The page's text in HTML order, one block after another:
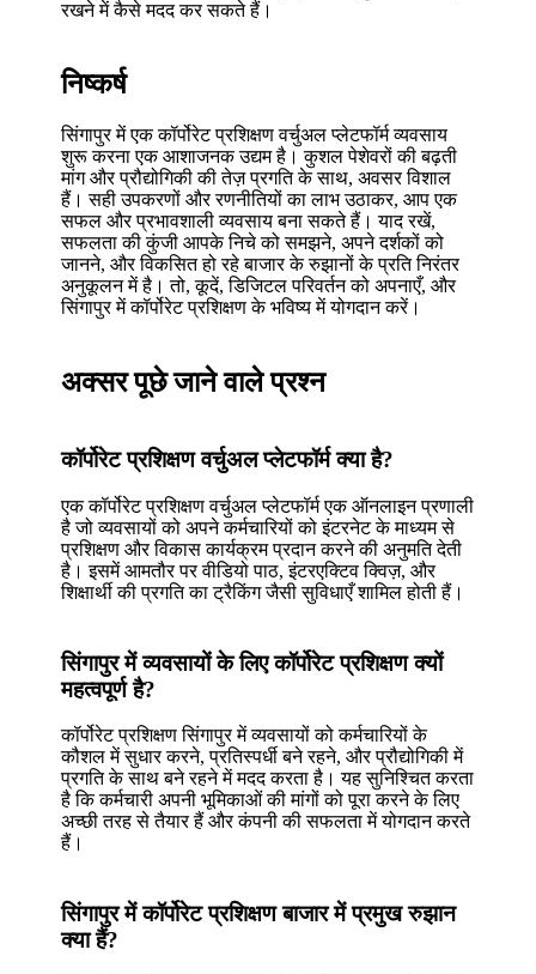
रखने में कैसे मदद कर सकते हैं।
निष्कर्ष
सिंगापुर में एक कॉर्पोरेट प्रशिक्षण वर्चुअल प्लेटफॉर्म व्यवसाय
शुरू करना एक आशाजनक उद्यम है। कुशल पेशेवरों की बढ़ती
मांग और प्रौद्योगिकी की तेज़ प्रगति के साथ, अवसर विशाल
हैं। सही उपकरणों और रणनीतियों का लाभ उठाकर, आप एक
सफल और प्रभावशाली व्यवसाय बना सकते हैं। याद रखें,
सफलता की कुंजी आपके निचे को समझने, अपने दर्शकों को
जानने, और विकसित हो रहे बाजार के रुझानों के प्रति निरंतर
अनुकूलन में है। तो, कूदें, डिजिटल परिवर्तन को अपनाएँ, और
सिंगापुर में कॉर्पोरेट प्रशिक्षण के भविष्य में योगदान करें।
अक्सर पूछे जाने वाले प्रश्न
कॉर्पोरेट प्रशिक्षण वर्चुअल प्लेटफॉर्म क्या है?
एक कॉर्पोरेट प्रशिक्षण वर्चुअल प्लेटफॉर्म एक ऑनलाइन प्रणाली
है जो व्यवसायों को अपने कर्मचारियों को इंटरनेट के माध्यम से
प्रशिक्षण और विकास कार्यक्रम प्रदान करने की अनुमति देती
है। इसमें आमतौर पर वीडियो पाठ, इंटरएक्टिव क्विज़, और
शिक्षार्थी की प्रगति का ट्रैकिंग जैसी सुविधाएँ शामिल होती हैं।
सिंगापुर में व्यवसायों के लिए कॉर्पोरेट प्रशिक्षण क्यों
महत्वपूर्ण है?
कॉर्पोरेट प्रशिक्षण सिंगापुर में व्यवसायों को कर्मचारियों के
कौशल में सुधार करने, प्रतिस्पर्धी बने रहने, और प्रौद्योगिकी में
प्रगति के साथ बने रहने में मदद करता है। यह सुनिश्चित करता
है कि कर्मचारी अपनी भूमिकाओं की मांगों को पूरा करने के लिए
अच्छी तरह से तैयार हैं और कंपनी की सफलता में योगदान करते
हैं।
सिंगापुर में कॉर्पोरेट प्रशिक्षण बाजार में प्रमुख रुझान
क्या हैं?